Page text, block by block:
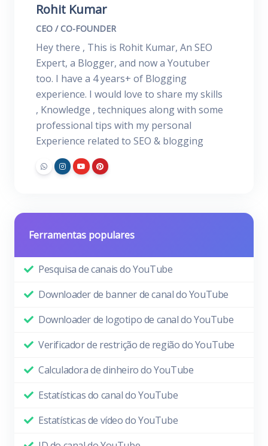
Rohit Kumar
CEO / CO-FOUNDER
Hey there , This is Rohit Kumar, An SEO
Expert, a Blogger, and now a Youtuber
too. I have a 4 years+ of Blogging
experience. I would love to share my skills
, Knowledge , techniques along with some
professional tips with my personal
Experience related to SEO & blogging
Ferramentas populares
Pesquisa de canais do YouTube
Downloader de banner de canal do YouTube
Downloader de logotipo de canal do YouTube
Verificador de restrição de região do YouTube
Calculadora de dinheiro do YouTube
Estatísticas do canal do YouTube
Estatísticas de vídeo do YouTube